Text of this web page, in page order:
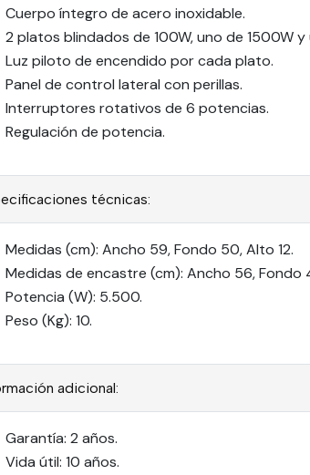
Cuerpo íntegro de acero inoxidable.
2 platos blindados de 100W, uno de 1500W
Luz piloto de encendido por cada plato.
Panel de control lateral con perillas.
Interruptores rotativos de 6 potencias.
Regulación de potencia.
técnicas:
Medidas (cm): Ancho 59, Fondo 50, Alto 12.
Medidas de encastre (cm): Ancho 56, Fondo
Potencia (W): 5.500.
Peso (Kg): 10.
adicional:
Garantía: 2 años.
Vida útil: 10 años.